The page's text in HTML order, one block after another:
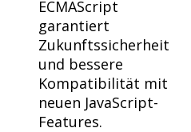
ECMAScript
garantiert
Zukunftssicherheit
und bessere
Kompatibilität mit
neuen JavaScript-
Features.